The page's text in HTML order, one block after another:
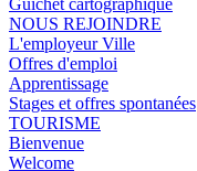
Guichet cartographique
NOUS REJOINDRE
L'employeur Ville
Offres d'emploi
Apprentissage
Stages et offres spontanées
TOURISME
Bienvenue
Welcome